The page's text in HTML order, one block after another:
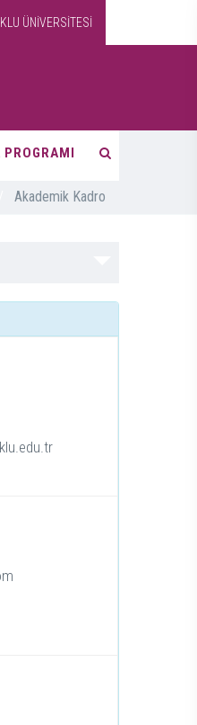
ÜNİVERSİTESİ
Akademik Kadro